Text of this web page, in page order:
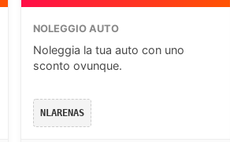
NOLEGGIO AUTO
Noleggia la tua auto con uno
sconto ovunque.
NLARENAS